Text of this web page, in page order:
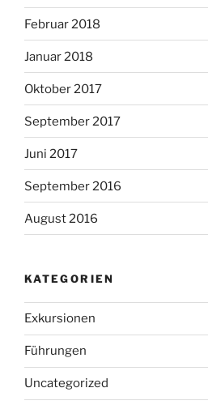
Februar 2018
Januar 2018
Oktober 2017
September 2017
Juni 2017
September 2016
August 2016
KATEGORIEN
Exkursionen
Führungen
Uncategorized